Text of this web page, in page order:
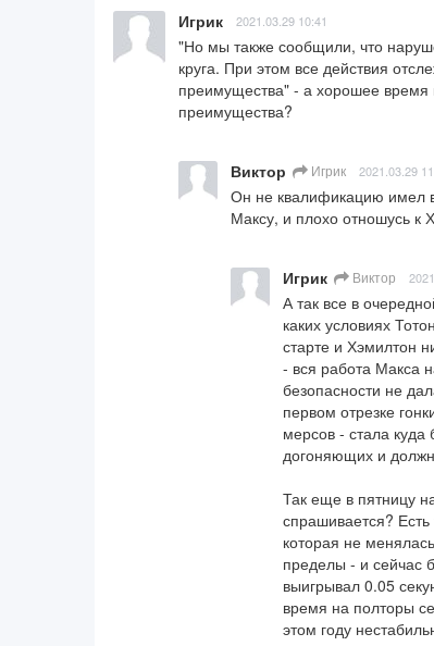
Игрик 2021.03.29 10:41
"Но мы также сообщили, что
круга. При этом все действия
преимущества" - а хорошее время
преимущества?
Виктор Игрик 2021.03.29
Он не квалификацию имел
Максу, и плохо отношусь к
Игрик Виктор
А так все в
каких условиях
старте и Хэмилтон
- вся работа Макса
безопасности не
первом отрезке
мерсов - стала
догоняющих и
Так еще в пятницу
спрашивается?
которая не
пределы - и сейчас
выигрывал 0.05
время на полторы
этом году